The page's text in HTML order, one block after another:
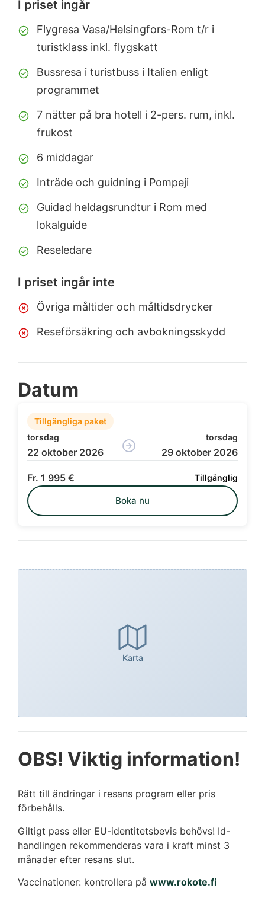
I priset ingår
Flygresa Vasa/Helsingfors-Rom t/r i
turistklass inkl. flygskatt
Bussresa i turistbuss i Italien enligt
programmet
7 nätter på bra hotell i 2-pers. rum, inkl.
frukost
6 middagar
Inträde och guidning i Pompeji
Guidad heldagsrundtur i Rom med
lokalguide
Reseledare
I priset ingår inte
Övriga måltider och måltidsdrycker
Reseförsäkring och avbokningsskydd
Datum
Tillgängliga paket
torsdag
22 oktober 2026
torsdag
29 oktober 2026
1 995 € Tillgänglig
Boka nu
Karta
OBS! Viktig information!
Rätt till ändringar i resans program eller pris
förbehålls.
Giltigt pass eller EU-identitetsbevis behövs! Id-
handlingen rekommenderas vara i kraft minst 3
månader efter resans slut.
Vaccinationer: kontrollera på www.rokote.fi